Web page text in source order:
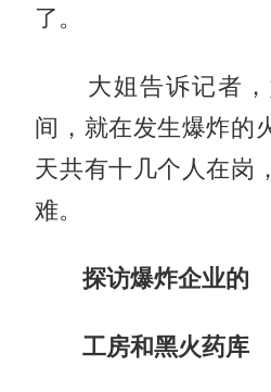
了。
大姐告诉记者，
间，就在发生爆炸的
天共有十几个人在岗
难。
探访爆炸企业的
工房和黑火药库